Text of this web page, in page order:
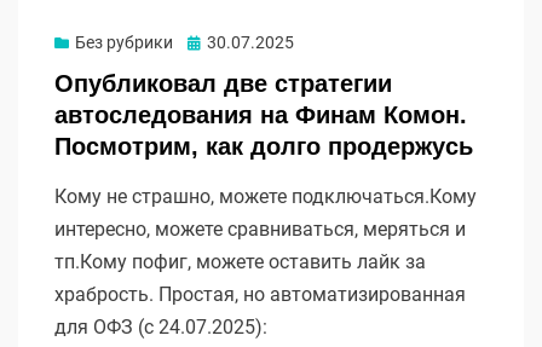
Без рубрики Опубликовано
30.07.2025
Опубликовал две стратегии
автоследования на Финам Комон.
Посмотрим, как долго продержусь
Кому не страшно, можете подключаться.Кому
интересно, можете сравниваться, меряться и
тп.Кому пофиг, можете оставить лайк за
храбрость. Простая, но автоматизированная
для ОФЗ (с 24.07.2025):